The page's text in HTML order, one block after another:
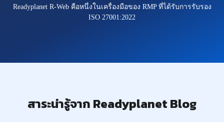
Readyplanet R-Web คือหนึ่งในเครื่องมือของ RMP ที่ได้รับการรับรอง
ISO 27001:2022
สาระน่ารู้จาก Readyplanet Blog